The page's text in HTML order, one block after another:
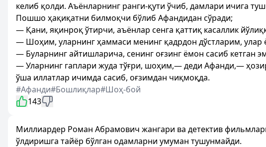
келиб қолди. Аъёнларнинг ранги-қути ўчиб, дамлари ичига
Пошшо ҳақиқатни билмоқчи бўлиб Афандидан сўради;
— Қани, яқинроқ ўтирчи, аъёнлар сенга қаттиқ касаллик
— Шоҳим, уларнинг ҳаммаси менинг қадрдон дўстларим,
— Буларнинг айтишларича, сенинг оғзинг ёмон сасиб кетган
— Уларнинг гаплари жуда тўғри, шоҳим,— деди Афанди,—
ўша иллатлар ичимда сасиб, оғзимдан чиқмоқда.
#Афанди#Бошлиқлар#Шоҳ-бой
143
Миллиардер Роман Абрамович жангари ва детектив
ўлдиришга тайёр бўлган одамларни умуман тушунмайди.